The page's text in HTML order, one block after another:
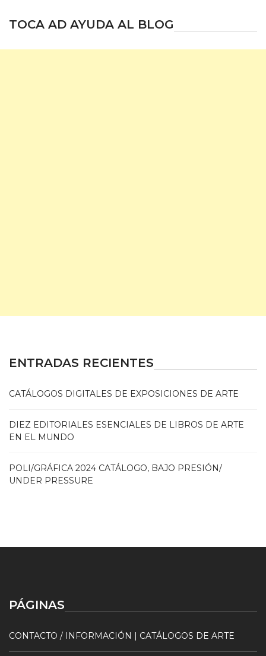
TOCA AD AYUDA AL BLOG
ENTRADAS RECIENTES
CATÁLOGOS DIGITALES DE EXPOSICIONES DE ARTE
DIEZ EDITORIALES ESENCIALES DE LIBROS DE ARTE
EN EL MUNDO
POLI/GRÁFICA 2024 CATÁLOGO, BAJO PRESIÓN/
UNDER PRESSURE
PÁGINAS
CONTACTO / INFORMACIÓN | CATÁLOGOS DE ARTE